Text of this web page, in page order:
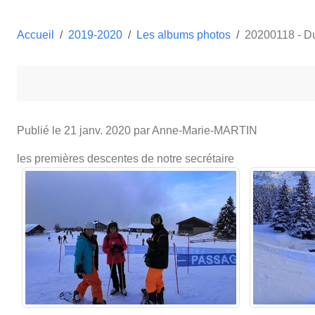
Accueil 2019-2020 Les albums photos 20200118 -
Publié le 21 janv. 2020 par Anne-Marie-MARTIN
les premières descentes de notre secrétaire